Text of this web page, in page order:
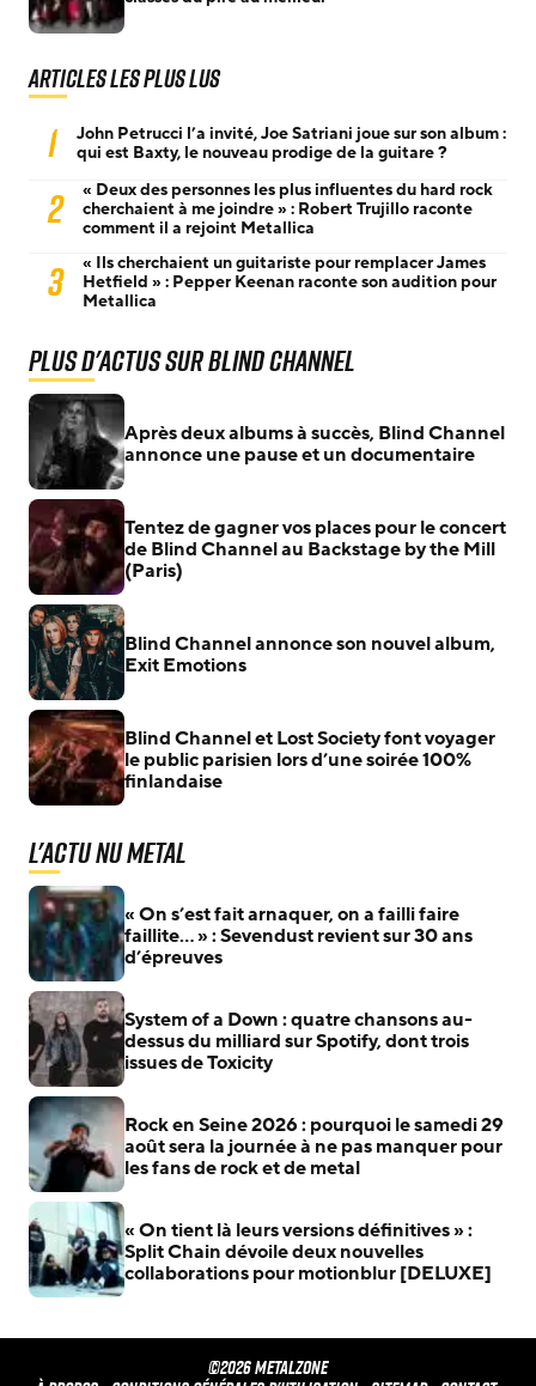
Articles les plus lus
1
John Petrucci l’a invité, Joe Satriani joue sur son album :
qui est Baxty, le nouveau prodige de la guitare ?
2
« Deux des personnes les plus influentes du hard rock
cherchaient à me joindre » : Robert Trujillo raconte
comment il a rejoint Metallica
3
« Ils cherchaient un guitariste pour remplacer James
Hetfield » : Pepper Keenan raconte son audition pour
Metallica
Plus d'actus sur Blind Channel
Après deux albums à succès, Blind Channel
annonce une pause et un documentaire
Tentez de gagner vos places pour le concert
de Blind Channel au Backstage by the Mill
(Paris)
Blind Channel annonce son nouvel album,
Exit Emotions
Blind Channel et Lost Society font voyager
le public parisien lors d’une soirée 100%
finlandaise
L'actu Nu Metal
« On s’est fait arnaquer, on a failli faire
faillite… » : Sevendust revient sur 30 ans
d’épreuves
System of a Down : quatre chansons au-
dessus du milliard sur Spotify, dont trois
issues de Toxicity
Rock en Seine 2026 : pourquoi le samedi 29
août sera la journée à ne pas manquer pour
les fans de rock et de metal
« On tient là leurs versions définitives » :
Split Chain dévoile deux nouvelles
collaborations pour motionblur [DELUXE]
©2026 METALZONE